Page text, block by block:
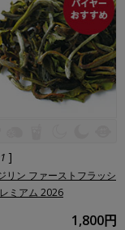
]
リン ファーストフラッシ
ミアム 2026
1,800円